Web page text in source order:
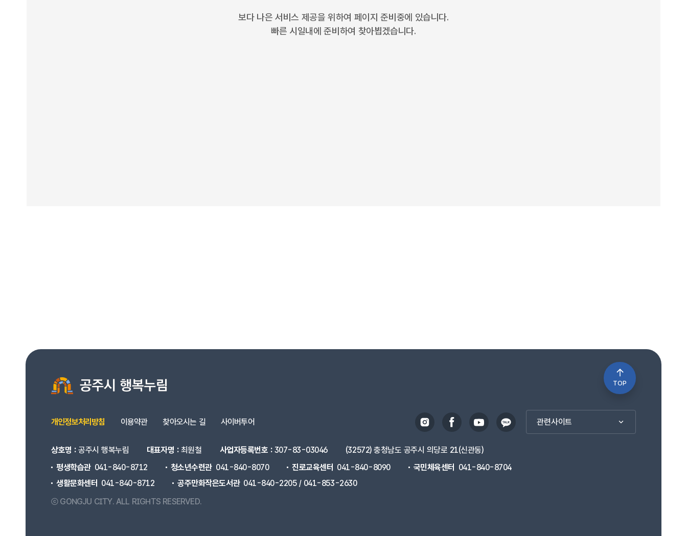
보다 나은 서비스 제공을 위하여 페이지 준비중에 있습니다.
빠른 시일내에 준비하여 찾아뵙겠습니다.
TOP
개인정보처리방침 이용약관 찾아오시는 길 사이버투어 관련사이트
상호명 :공주시 행복누림 대표자명 :최원철 사업자등록번호 :307-83-03046
(32572) 충청남도 공주시 의당로 21(신관동)
평생학습관 041-840-8712 청소년수련관 041-840-8070 진로교육센터 041-840-8090 국민체육센터
041-840-8704
생활문화센터 041-840-8712 공주만화작은도서관 041-840-2205 / 041-853-2630
ⓒ GONGJU CITY. ALL RIGHTS RESERVED.